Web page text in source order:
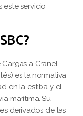
este servicio
a Granel
es la normativa
en la estiba y el
marítima. Su
derivados de las